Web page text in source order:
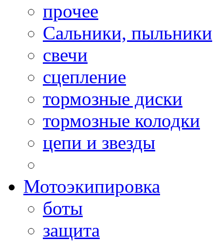
прочее
Сальники, пыльники
свечи
сцепление
тормозные диски
тормозные колодки
цепи и звезды
Мотоэкипировка
боты
защита